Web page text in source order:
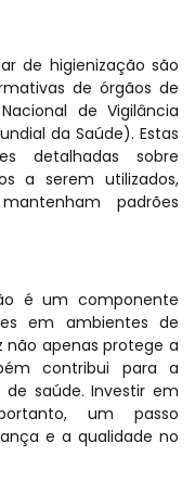
de higienização são
de órgãos de
de Vigilância
da Saúde). Estas
detalhadas sobre
a serem utilizados,
padrões
é um componente
em ambientes de
apenas protege a
contribui para a
saúde. Investir em
um passo
e a qualidade no